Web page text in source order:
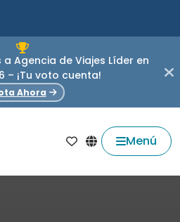
Agencia de Viajes Líder en
– ¡Tu voto cuenta!
Ahora
Menú